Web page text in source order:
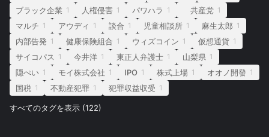
ブラック企業 1 人権侵害 1 パワハラ 1 共産党 1
マルチ 1 アウディ 1 談合 1 児童相談所 1 麻生太郎 1
内部告発 1 健康保険組合 1 ウィズコイン 1 仮想通貨 1
サイコパス 1 今井洋 1 東正人弁護士 1 山梨県 1
隠ぺい 1 モイ株式会社 1 IPO 1 株式上場 1 オオノ開發 1
国税 1 不動産犯罪 1 犯罪収益収受 1
すべてのタグを表示 (122)